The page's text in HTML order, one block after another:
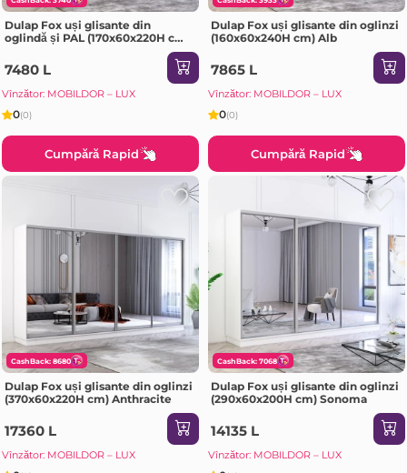
Dulap Fox uși glisante din
oglindă și PAL (170x60x220H cm)
7480 L
Vînzător: MOBILDOR – LUX
0(0)
Cumpără Rapid
Dulap Fox uși glisante din oglinzi
(160x60x240H cm) Alb
7865 L
Vînzător: MOBILDOR – LUX
0(0)
Cumpără Rapid
CashBack: 8680
Dulap Fox uși glisante din oglinzi
(370x60x220H cm) Anthracite
17360 L
Vînzător: MOBILDOR – LUX
CashBack: 7068
Dulap Fox uși glisante din oglinzi
(290x60x200H cm) Sonoma
14135 L
Vînzător: MOBILDOR – LUX